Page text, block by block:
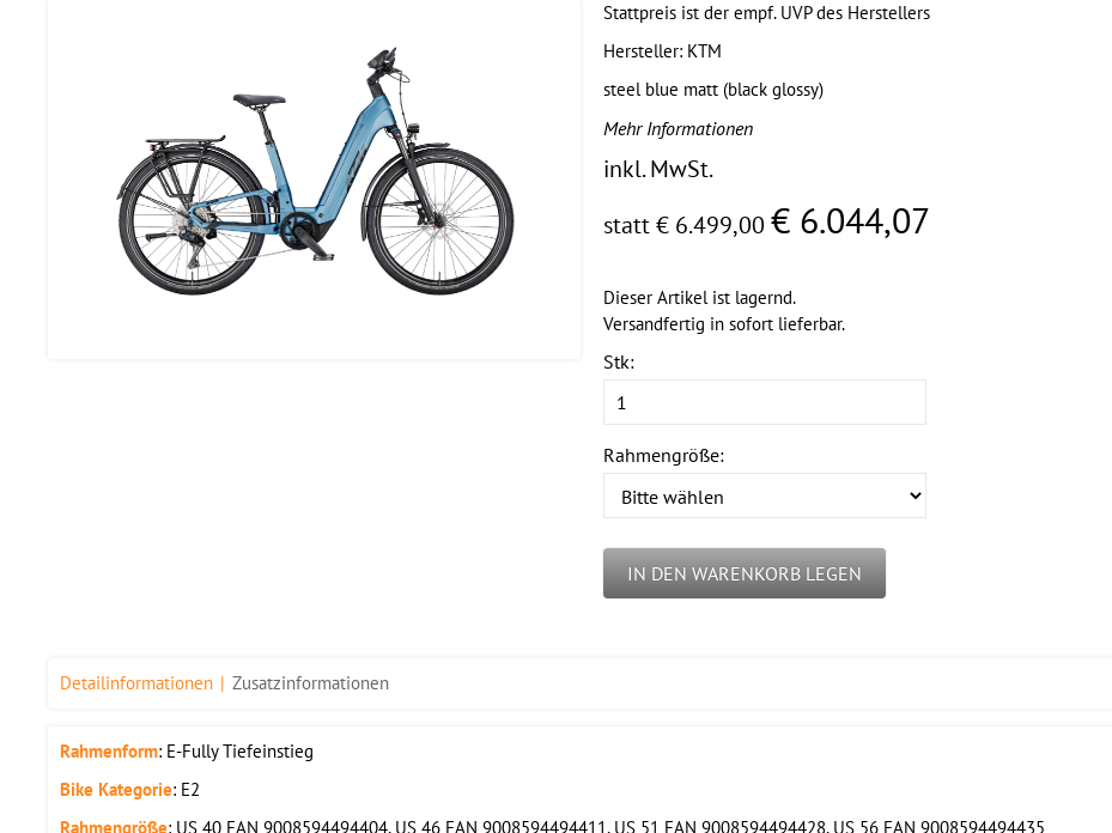
Stattpreis ist der empf. UVP des Herstellers
Hersteller: KTM
steel blue matt (black glossy)
Mehr Informationen
inkl. MwSt.
statt € 6.499,00 € 6.044,07
Dieser Artikel ist lagernd.
Versandfertig in sofort lieferbar.
Stk:
Rahmengröße:
IN DEN WARENKORB LEGEN
Detailinformationen Zusatzinformationen
Rahmenform: E-Fully Tiefeinstieg
Bike Kategorie: E2
Rahmengröße: US 40 EAN 9008594494404, US 46 EAN 9008594494411, US 51 EAN 9008594494428, US 56 EAN 9008594494435